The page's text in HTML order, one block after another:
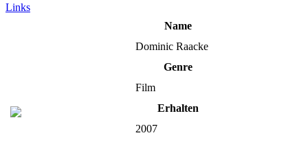
Links
Name
Dominic Raacke
Genre
Film
Erhalten
2007